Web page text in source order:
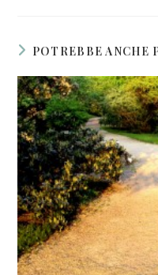
POTREBBE ANCHE